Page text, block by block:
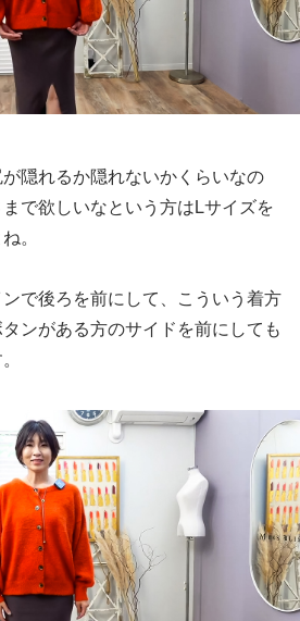
隠れるか隠れないかくらいなの
で欲しいなという方はLサイズを
。
で後ろを前にして、こういう着方
ンがある方のサイドを前にしても